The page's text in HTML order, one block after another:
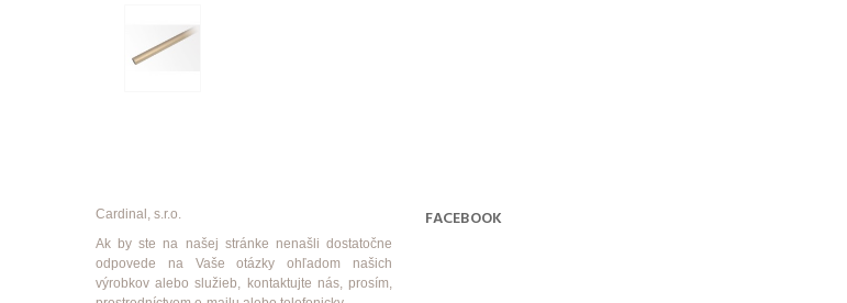
Cardinal, s.r.o.
Ak by ste na našej stránke nenašli dostatočne
odpovede na Vaše otázky ohľadom našich
výrobkov alebo služieb, kontaktujte nás, prosím,
FACEBOOK